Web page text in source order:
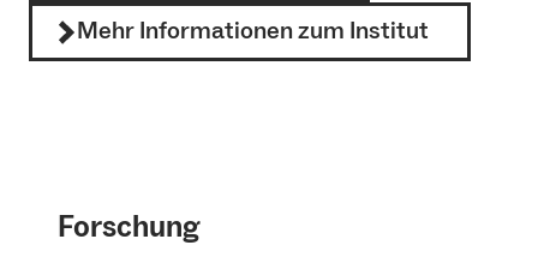
Mehr Informationen zum Institut
Forschung